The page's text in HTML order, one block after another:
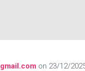
on 23/12/